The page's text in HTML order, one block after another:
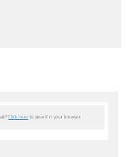
Click here to view it in your browser.